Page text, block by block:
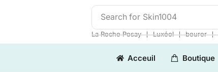
Search for Skin1004
La Roche Posay ❘ Luxéol ❘ beurer ❘
Acceuil Boutique